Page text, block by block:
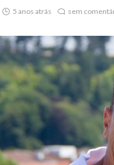
5 anos atrás sem